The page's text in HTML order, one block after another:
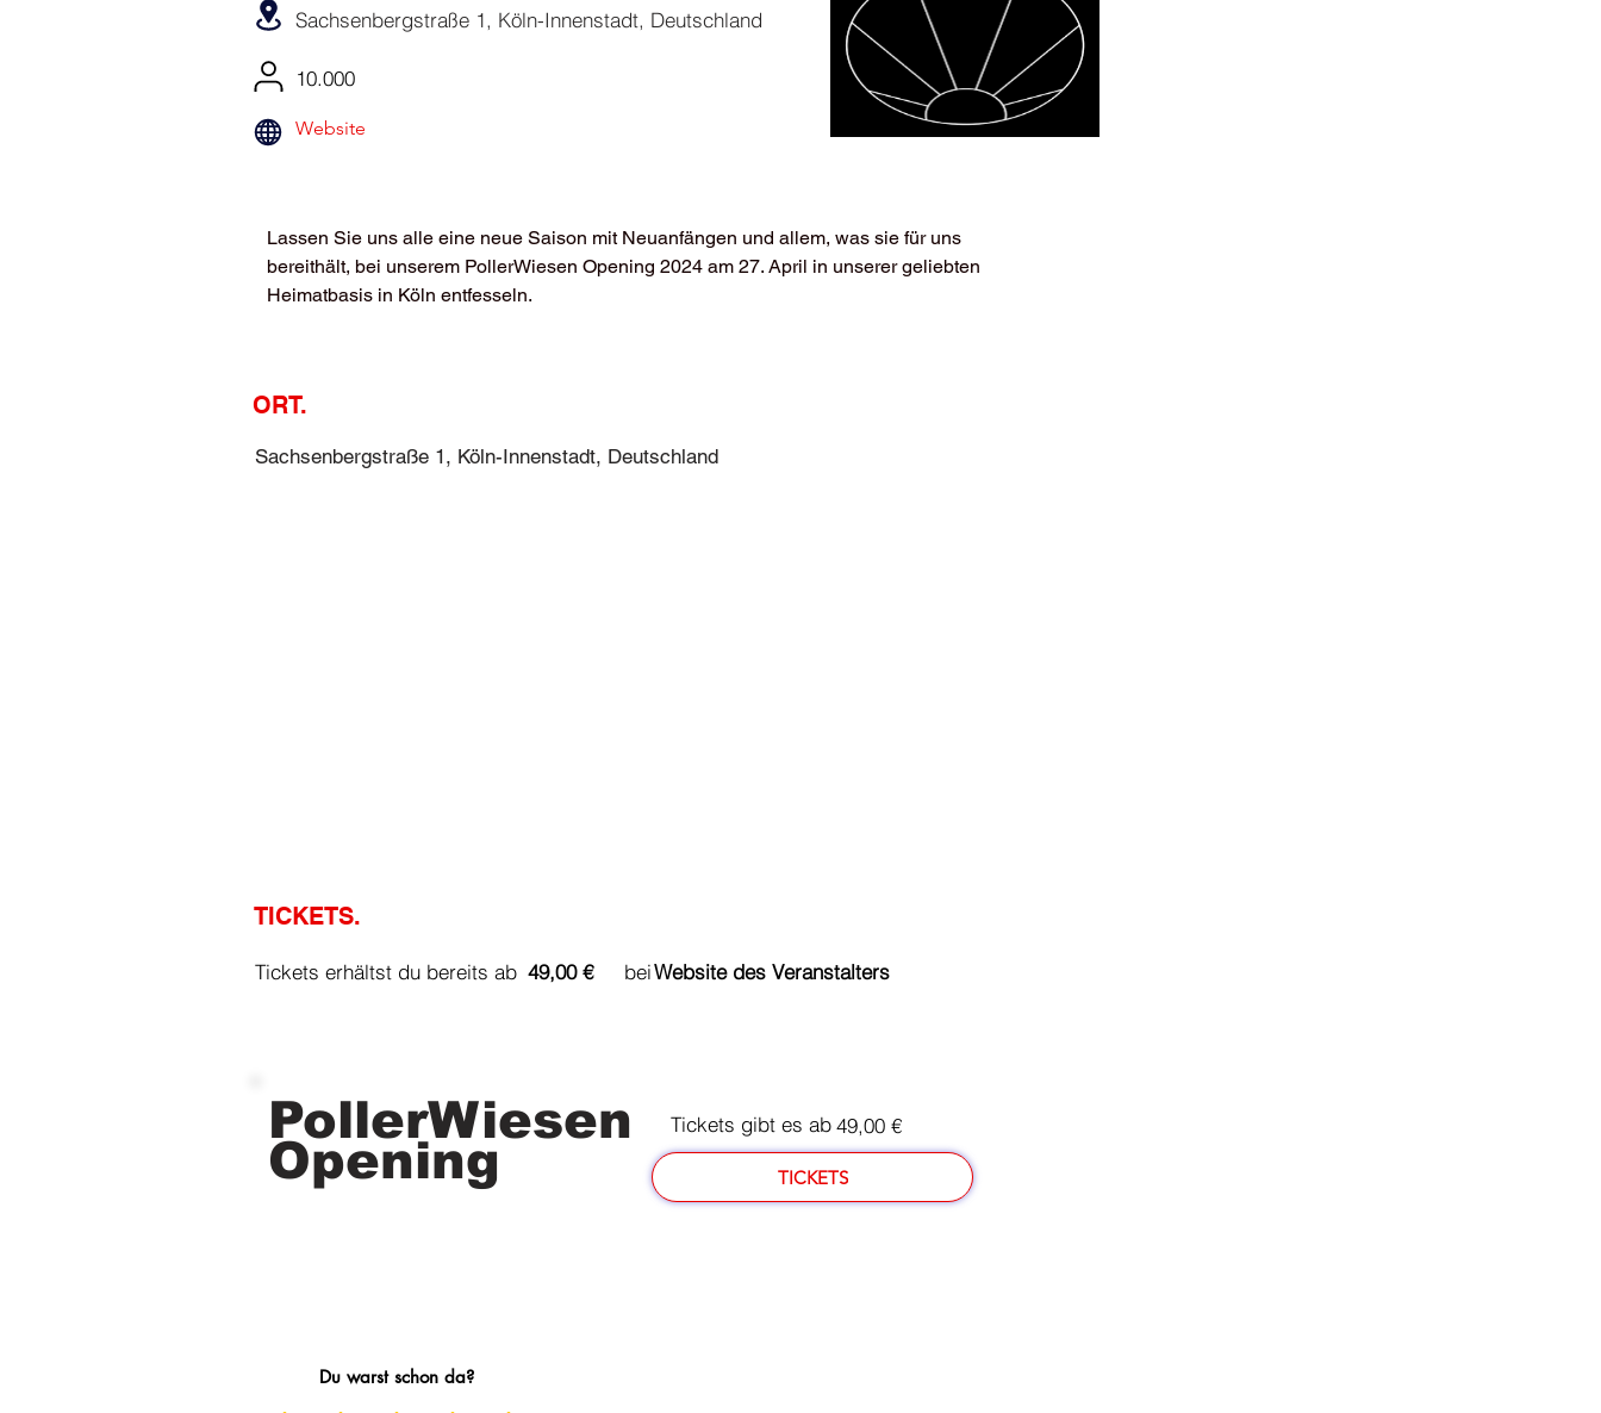
Sachsenbergstraße 1, Köln-Innenstadt, Deutschland
10.000
Website
Lassen Sie uns alle eine neue Saison mit Neuanfängen und allem, was sie für uns
bereithält, bei unserem PollerWiesen Opening 2024 am 27. April in unserer geliebten
Heimatbasis in Köln entfesseln.
ORT.
Sachsenbergstraße 1, Köln-Innenstadt, Deutschland
TICKETS.
Tickets erhältst du bereits ab bei
49,00 € Website des Veranstalters
PollerWiesen
Opening
Tickets gibt es ab49,00 €
TICKETS
Du warst schon da?